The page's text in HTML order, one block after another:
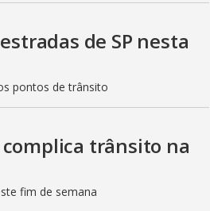
de SP nesta
pontos de trânsito
complica trânsito na
fim de semana